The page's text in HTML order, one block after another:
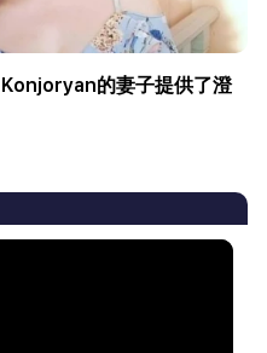
的妻子提供了澄